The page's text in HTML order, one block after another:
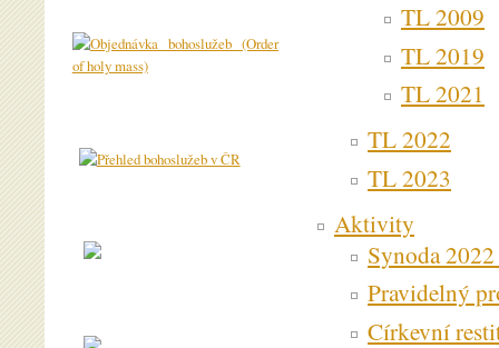
TL 2009
TL 2019
TL 2021
TL 2022
TL 2023
Aktivity
Synoda
Pravidelný
Církevní